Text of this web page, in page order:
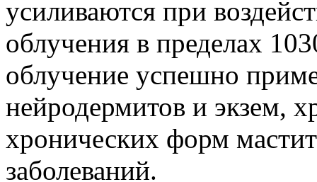
усиливаются при
облучения в пределах
облучение успешно
нейродермитов и экзем,
хронических форм
заболеваний.